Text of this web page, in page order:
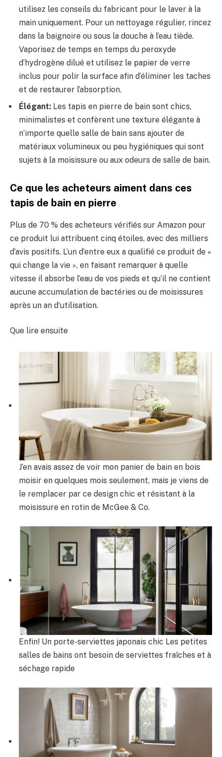
utilisez les conseils du fabricant pour le laver à la
main uniquement. Pour un nettoyage régulier, rincez
dans la baignoire ou sous la douche à l’eau tiède.
Vaporisez de temps en temps du peroxyde
d’hydrogène dilué et utilisez le papier de verre
inclus pour polir la surface afin d’éliminer les taches
et de restaurer l’absorption.
Élégant: Les tapis en pierre de bain sont chics,
minimalistes et confèrent une texture élégante à
n’importe quelle salle de bain sans ajouter de
matériaux volumineux ou peu hygiéniques qui sont
sujets à la moisissure ou aux odeurs de salle de bain.
Ce que les acheteurs aiment dans ces
tapis de bain en pierre
Plus de 70 % des acheteurs vérifiés sur Amazon pour
ce produit lui attribuent cinq étoiles, avec des milliers
d’avis positifs. L’un d’entre eux a qualifié ce produit de «
qui change la vie », en faisant remarquer à quelle
vitesse il absorbe l’eau de vos pieds et qu’il ne contient
aucune accumulation de bactéries ou de moisissures
après un an d’utilisation.
Que lire ensuite
J’en avais assez de voir mon panier de bain en bois
moisir en quelques mois seulement, mais je viens de
le remplacer par ce design chic et résistant à la
moisissure en rotin de McGee & Co.
Enfin! Un porte-serviettes japonais chic Les petites
salles de bains ont besoin de serviettes fraîches et à
séchage rapide